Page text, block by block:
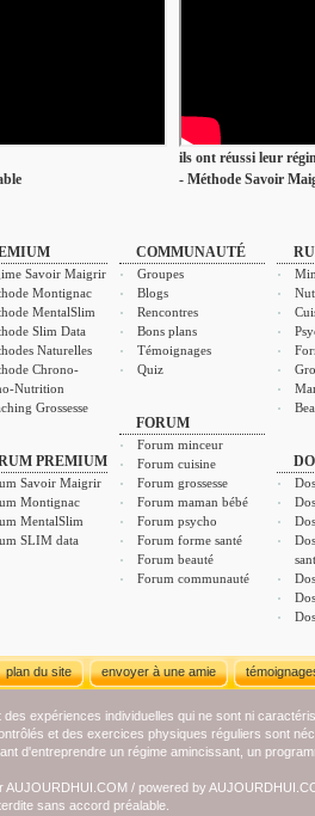
ils ont réussi leur
- Méthode Savoir
Savoir Maigrir
Montignac
MentalSlim
Slim Data
Naturelles
Chrono-
Nutrition
Grossesse
PREMIUM
Savoir Maigrir
Montignac
MentalSlim
SLIM data
COMMUNAUTÉ
Groupes
Blogs
Rencontres
Bons plans
Témoignages
Quiz
FORUM
Forum minceur
Forum cuisine
Forum grossesse
Forum maman bébé
Forum psycho
Forum forme santé
Forum beauté
Forum communauté
plan du site envoyer à une amie
expériences individuelles qui ne sont ni
et des exercices physiques réguliers sont
d'entreprendre un régime amincissant, un
AUJOURDHUI.COM / powered by
sans accord préalable.